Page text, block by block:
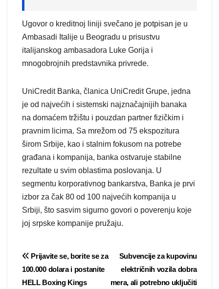
Ugovor o kreditnoj liniji svečano je potpisan je u
Ambasadi Italije u Beogradu u prisustvu
italijanskog ambasadora Luke Gorija i
mnogobrojnih predstavnika privrede.
UniCredit Banka, članica UniCredit Grupe, jedna
je od najvećih i sistemski najznačajnijih banaka
na domaćem tržištu i pouzdan partner fizičkim i
pravnim licima. Sa mrežom od 75 ekspozitura
širom Srbije, kao i stalnim fokusom na potrebe
građana i kompanija, banka ostvaruje stabilne
rezultate u svim oblastima poslovanja. U
segmentu korporativnog bankarstva, Banka je prvi
izbor za čak 80 od 100 najvećih kompanija u
Srbiji, što sasvim sigurno govori o poverenju koje
joj srpske kompanije pružaju.
Post
navigation
Subvencije za kupovinu
električnih vozila dobra
mera, ali potrebno uključiti
Prijavite se, borite se za
100.000 dolara i postanite
HELL Boxing Kings